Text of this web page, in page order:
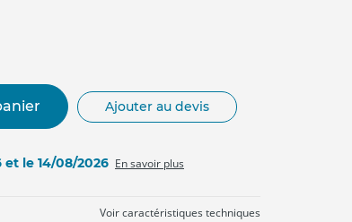
Ajouter au devis
et le 14/08/2026 En savoir plus
Voir caractéristiques techniques